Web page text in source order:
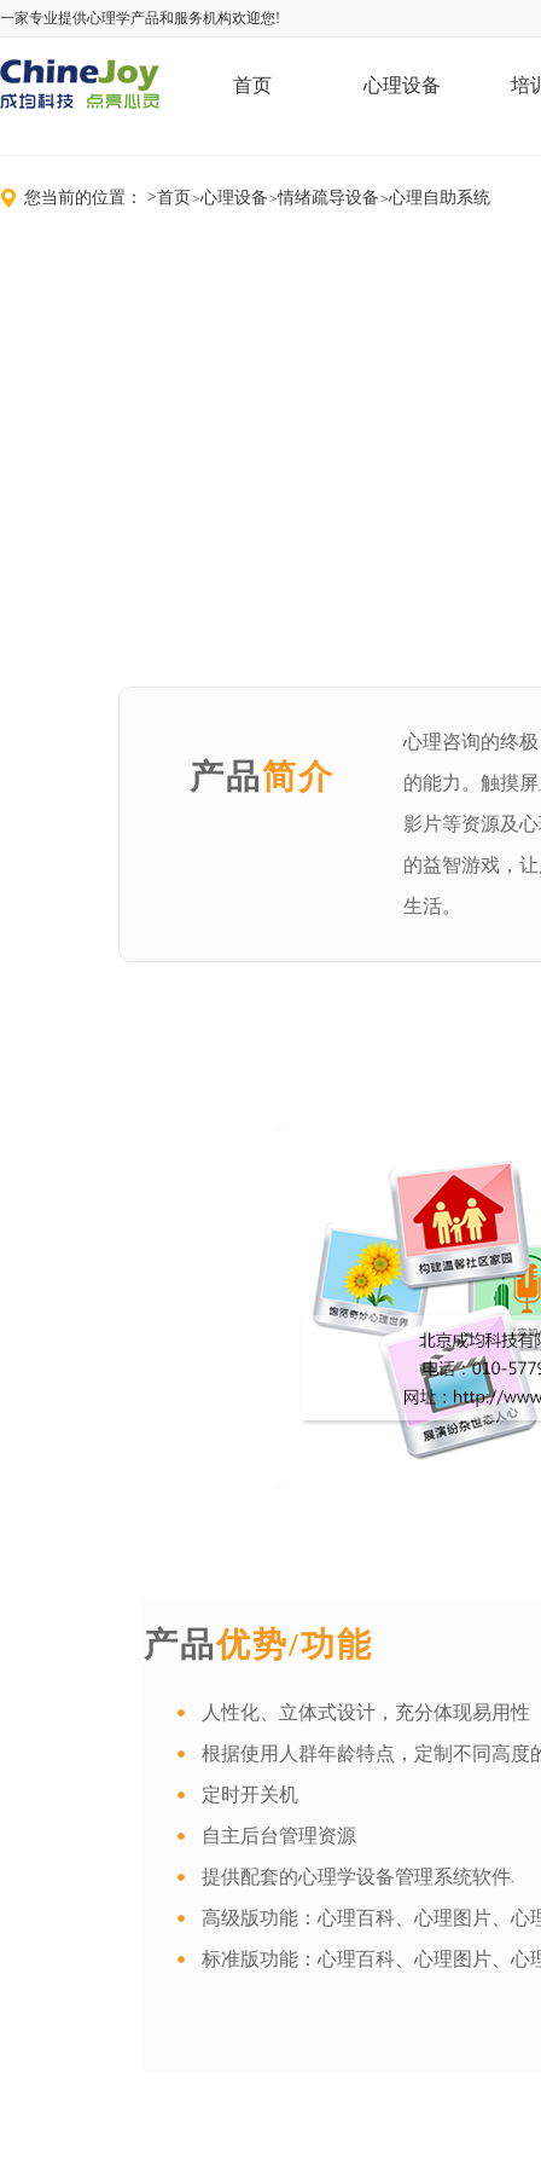
一家专业提供心理学产品和服务机构欢迎您!
首页 心理设备 培
您当前的位置： >首页>心理设备>情绪疏导设备>心理自助系统
产品简介
心理咨询的终
的能力。触摸
影片等资源及
的益智游戏，
生活。
产品优势/功能
人性化、立体式设计，充分体现易用性
根据使用人群年龄特点，定制不同高度
定时开关机
自主后台管理资源
提供配套的心理学设备管理系统软件
高级版功能：心理百科、心理图片、
标准版功能：心理百科、心理图片、